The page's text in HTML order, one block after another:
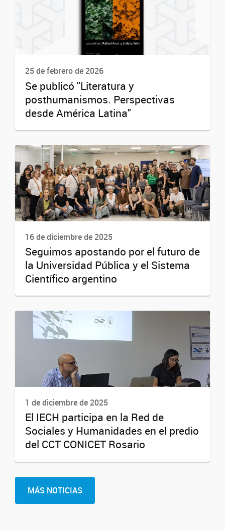
25 de febrero de 2026
Se publicó "Literatura y
posthumanismos. Perspectivas
desde América Latina"
16 de diciembre de 2025
Seguimos apostando por el futuro de
la Universidad Pública y el Sistema
Científico argentino
1 de diciembre de 2025
El IECH participa en la Red de
Sociales y Humanidades en el predio
del CCT CONICET Rosario
MÁS NOTICIAS